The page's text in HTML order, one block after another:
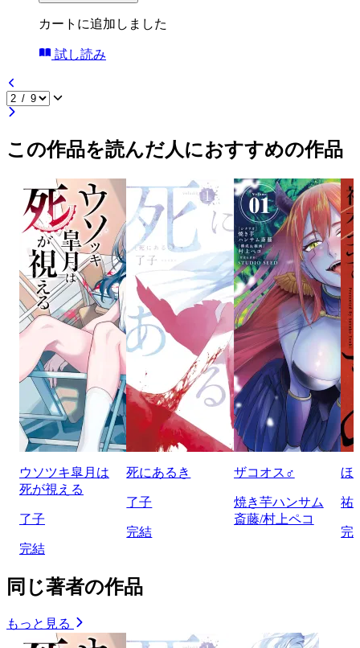
カートに追加しました
試し読み
この作品を読んだ人におすすめの作品
ウソツキ皐月は
死が視える
了子
完結
死にあるき
了子
完結
ザコオス♂
焼き芋ハンサム
斎藤/村上ペコ
ほ
祐
完
同じ著者の作品
もっと見る